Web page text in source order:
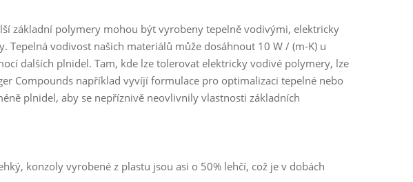
základní polymery mohou být vyrobeny tepelně vodivými, elektricky
vodivost našich materiálů může dosáhnout 10 W / (m-K) u
dalších plnidel. Tam, kde lze tolerovat elektricky vodivé polymery, lze
Compounds například vyvíjí formulace pro optimalizaci tepelné nebo
plnidel, aby se nepříznivě neovlivnily vlastnosti základních
konzoly vyrobené z plastu jsou asi o 50% lehčí, což je v dobách